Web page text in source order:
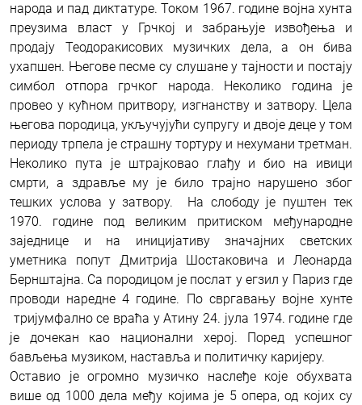
народа и пад диктатуре. Током 1967. године војна хунта
преузима власт у Грчкој и забрањује извођења и
продају Теодоракисових музичких дела, а он бива
ухапшен. Његове песме су слушане у тајности и постају
симбол отпора грчког народа. Неколико година је
провео у кућном притвору, изгнанству и затвору. Цела
његова породица, укључујући супругу и двоје деце у том
периоду трпела је страшну тортуру и нехумани третман.
Неколико пута је штрајковао глађу и био на ивици
смрти, а здравље му је било трајно нарушено због
тешких услова у затвору. На слободу је пуштен тек
1970. године под великим притиском међународне
заједнице и на иницијативу значајних светских
уметника попут Дмитрија Шостаковича и Леонарда
Бернштајна. Са породицом је послат у егзил у Париз где
проводи наредне 4 године. По свргавању војне хунте
тријумфално се враћа у Атину 24. јула 1974. године где
је дочекан као национални херој. Поред успешног
бављења музиком, наставља и политичку каријеру.
Оставио је огромно музичко наслеђе које обухвата
више од 1000 дела међу којима је 5 опера, од којих су